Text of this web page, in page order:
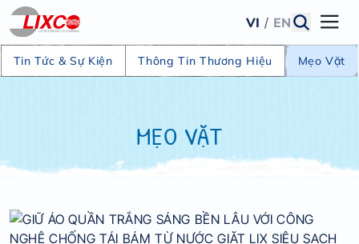
VI/ EN
Tin Tức & Sự Kiện Thông Tin Thương Hiệu Mẹo Vặt
MẸO VẶT